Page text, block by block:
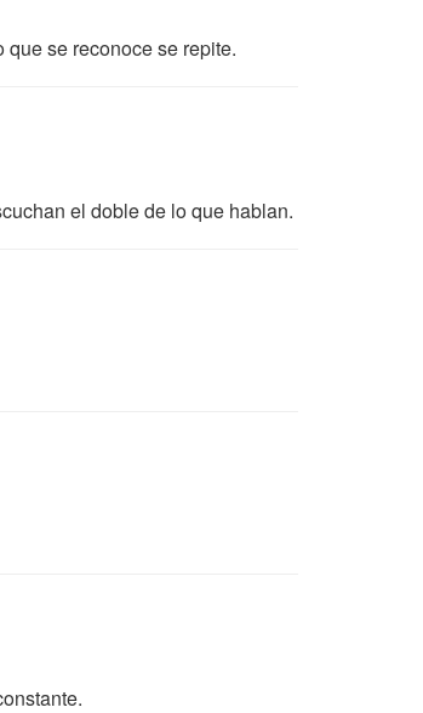
que se reconoce se repite.
el doble de lo que hablan.